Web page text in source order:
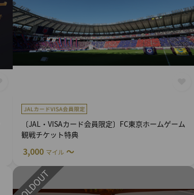
〔JAL・VISAカード会員限定〕FC東京ホームゲーム
観戦チケット特典
3,000 マイル ～